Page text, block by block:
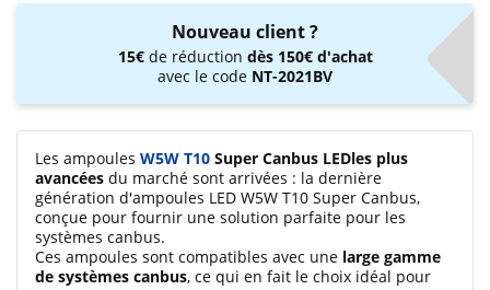
Nouveau client ?
15€de réduction dès 150€ d'achat
avec le code NT-2021BV
Les ampoules W5W T10 Super Canbus LEDles plus
avancées du marché sont arrivées : la dernière
génération d'ampoules LED W5W T10 Super Canbus,
conçue pour fournir une solution parfaite pour les
systèmes canbus.
Ces ampoules sont compatibles avec une large gamme
de systèmes canbus, ce qui en fait le choix idéal pour